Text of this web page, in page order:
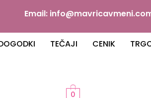
Email:
TEČAJI CENIK
0